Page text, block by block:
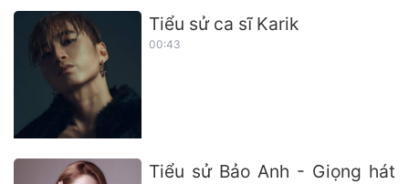
Tiểu sử ca sĩ Karik
00:43
Tiểu sử Bảo Anh - Giọng hát